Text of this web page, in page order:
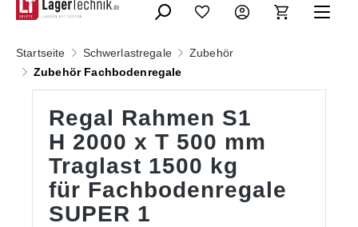
Startseite Schwerlastregale
Zubehör
Zubehör Fachbodenregale
Regal Rahmen S1
H 2000 x T 500 mm
Traglast 1500 kg
für Fachbodenregale
SUPER 1